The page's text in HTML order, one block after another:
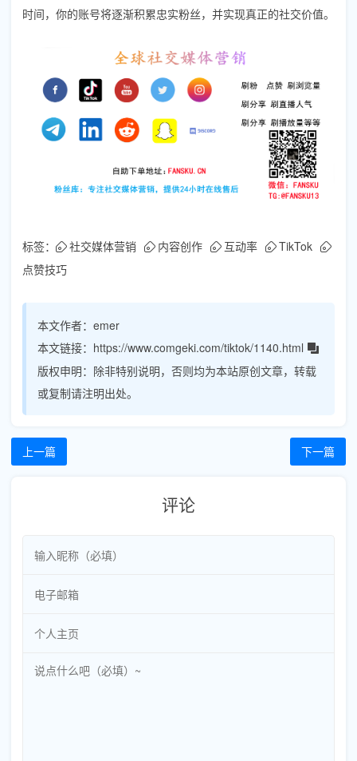
时间，你的账号将逐渐积累忠实粉丝，并实现真正的社交价值。
标签： 社交媒体营销 内容创作 互动率
TikTok
点赞技巧
本文作者： emer
本文链接： https://www.comgeki.com/tiktok/1140.html
版权申明： 除非特别说明，否则均为本站原创文章，转载
或复制请注明出处。
上一篇 下一篇
评论